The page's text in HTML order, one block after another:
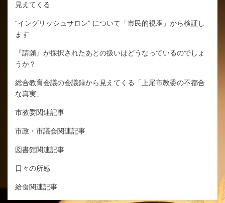
見えてくる
“イングリッシュサロン” について「市民的視座」から検証し
ます
『請願』が採択されたあとの扱いはどうなっているのでしょ
うか？
総合教育会議の会議録から見えてくる「上尾市教委の不都合
な真実」
市教委関連記事
市政・市議会関連記事
図書館関連記事
日々の所感
給食関連記事